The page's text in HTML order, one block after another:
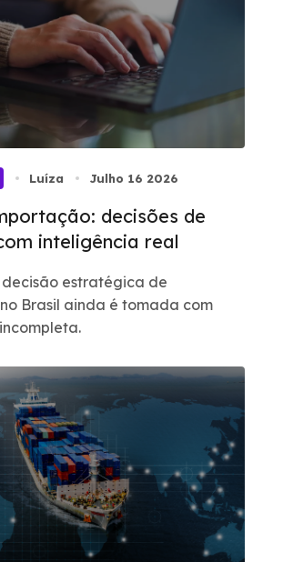
Luíza Julho 16 2026
decisões de
inteligência real
estratégica de
Brasil ainda é tomada com